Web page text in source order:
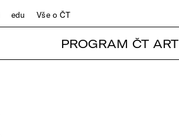
edu Vše o ČT
PROGRAM ČT ART